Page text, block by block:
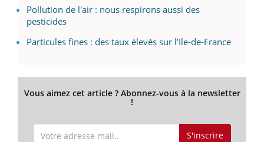
Pollution de l'air : nous respirons aussi des
pesticides
Particules fines : des taux élevés sur l'Ile-de-France
Vous aimez cet article ? Abonnez-vous à la newsletter
!
S'inscrire